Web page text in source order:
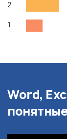
2
1
Word,